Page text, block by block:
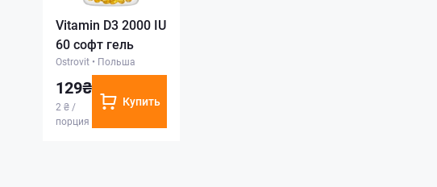
Vitamin D3 2000 IU
60 софт гель
Ostrovit • Польша
129₴
2 ₴ /
порция
Купить